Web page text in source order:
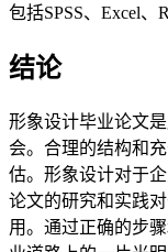
包括SPSS、Excel、R
结论
形象设计毕业论文
会。合理的结构和
估。形象设计对于
论文的研究和实践
用。通过正确的步